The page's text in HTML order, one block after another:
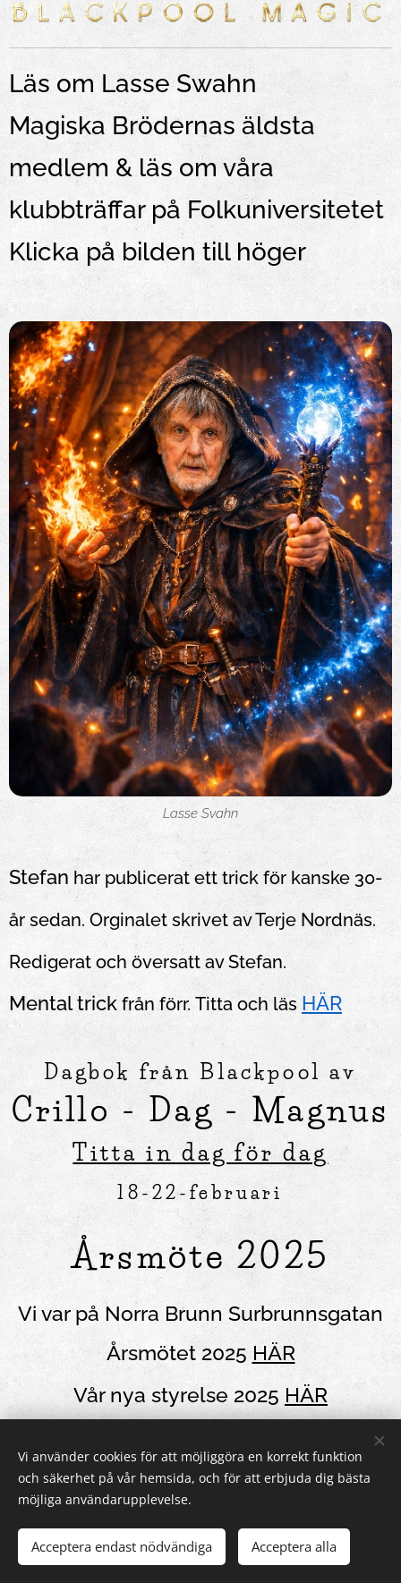
Läs om Lasse Swahn
Magiska Brödernas äldsta
medlem & läs om våra
klubbträffar på Folkuniversitetet
Klicka på bilden till höger
Lasse Svahn
Stefan har publicerat ett trick för kanske 30-
år sedan. Orginalet skrivet av Terje Nordnäs.
Redigerat och översatt av Stefan.
Mental trickfrån förr. Titta och läs HÄR
Dagbok från Blackpool av
Crillo - Dag - Magnus
Titta in dag för dag
18-22-februari
Årsmöte 2025
Vi var på Norra Brunn Surbrunnsgatan
Årsmötet 2025 HÄR
Vår nya styrelse 2025 HÄR
Vi använder cookies för att möjliggöra en korrekt funktion
och säkerhet på vår hemsida, och för att erbjuda dig bästa
möjliga användarupplevelse.
Acceptera endast nödvändiga Acceptera alla